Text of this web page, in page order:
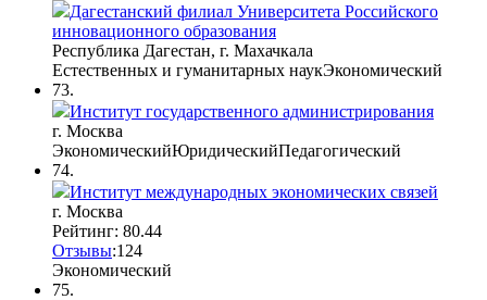
Дагестанский филиал Университета Российского
инновационного образования
Республика Дагестан, г. Махачкала
Естественных и гуманитарных наукЭкономический
73.
Институт государственного администрирования
г. Москва
ЭкономическийЮридическийПедагогический
74.
Институт международных экономических связей
г. Москва
Рейтинг: 80.44
Отзывы:124
Экономический
75.